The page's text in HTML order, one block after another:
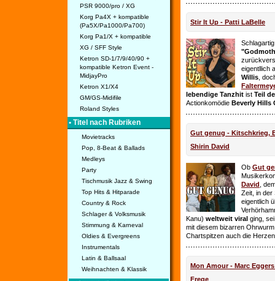
PSR 9000/pro / XG
Korg Pa4X + kompatible
(Pa5X/Pa1000/Pa700)
Korg Pa1/X + kompatible
XG / SFF Style
Ketron SD-1/7/9/40/90 +
kompatible Ketron Event -
MidjayPro
Ketron X1/X4
GM/GS-Midifile
Roland Styles
• Titel nach Rubriken
Movietracks
Pop, 8-Beat & Ballads
Medleys
Party
Tischmusik Jazz & Swing
Top Hits & Hitparade
Country & Rock
Schlager & Volksmusik
Stimmung & Karneval
Oldies & Evergreens
Instrumentals
Latin & Ballsaal
Weihnachten & Klassik
Stir It Up - Patti LaBelle
eigentllich
Willis ,
lebendige Tanzhit ist Teil
Actionkomödie Beverly Hills
Gut genug - Kitschkrieg,
Shirin David
Ob Gut
David ,
Zeit, in der
eigentlich
Kanu) weltweit viral ging,
mit diesem bizarren
Chartspitzen auch die
Mon Amour - Marc
Frege